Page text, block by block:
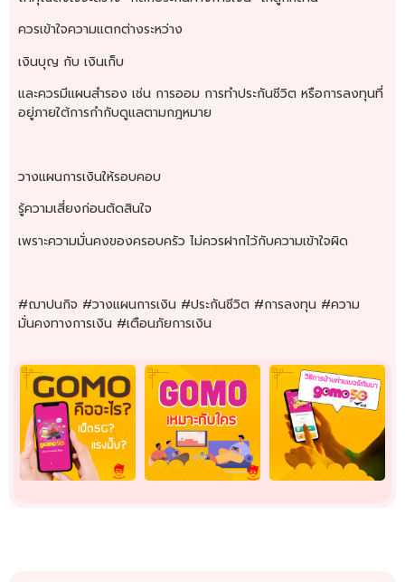
ควรเข้าใจความแตกต่างระหว่าง
เงินบุญ กับ เงินเก็บ
และควรมีแผนสำรอง เช่น การออม การทำประกันชีวิต หรือการลงทุนที่
อยู่ภายใต้การกำกับดูแลตามกฎหมาย
วางแผนการเงินให้รอบคอบ
รู้ความเสี่ยงก่อนตัดสินใจ
เพราะความมั่นคงของครอบครัว ไม่ควรฝากไว้กับความเข้าใจผิด
#ฌาปนกิจ #วางแผนการเงิน #ประกันชีวิต #การลงทุน #ความ
มั่นคงทางการเงิน #เตือนภัยการเงิน